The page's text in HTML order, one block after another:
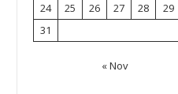
24
25 26 27 28 29
31
« Nov